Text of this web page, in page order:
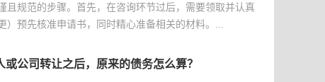
且规范的步骤。首先，在咨询环节过后，需要领取并认真
）预先核准申请书，同时精心准备相关的材料。...
或公司转让之后，原来的债务怎么算？